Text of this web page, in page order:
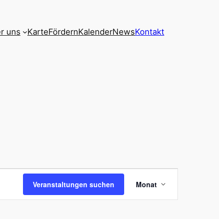
uns KarteFördernKalenderNewsKontakt
Veranstaltungen suchen Monat